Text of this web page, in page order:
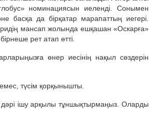
номинациясын иеленді. Сонымен
басқа да бірқатар марапаттың иегері.
мансап жолында ешқашан «Оскарға»
рет атап өтті.
өнер иесінің нақыл сөздерін
түсім қорқынышты.
дәрі ішу арқылы тұншықтырмаңыз. Оларды